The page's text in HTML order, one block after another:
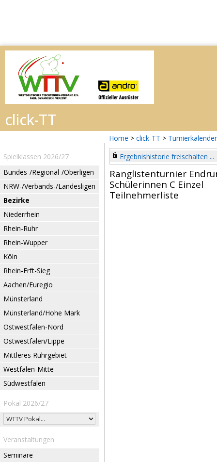
Home > click-TT > Turnierkalender
Spielklassen 2026/27
Bundes-/Regional-/Oberligen
NRW-/Verbands-/Landesligen
Bezirke
Niederrhein
Rhein-Ruhr
Rhein-Wupper
Köln
Rhein-Erft-Sieg
Aachen/Euregio
Münsterland
Münsterland/Hohe Mark
Ostwestfalen-Nord
Ostwestfalen/Lippe
Mittleres Ruhrgebiet
Westfalen-Mitte
Südwestfalen
Pokal 2026/27
Veranstaltungen
Seminare
Ergebnishistorie freischalten ...
Ranglistenturnier
Schülerinnen C Einzel
Teilnehmerliste